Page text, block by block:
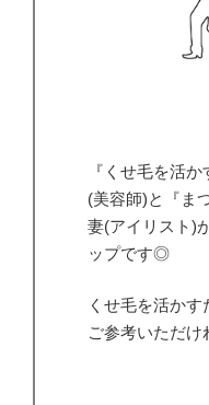
『くせ毛を活
(美容師)と『ま
妻(アイリスト)
ップです◎
くせ毛を活か
ご参考いただ